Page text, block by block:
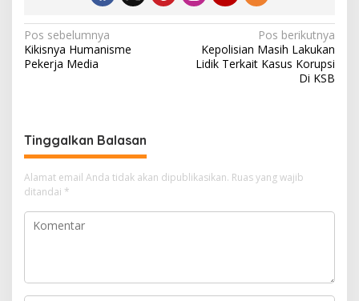
N
a
g
a
s
i
p
Pos sebelumnya
Kikisnya Humanisme
Pekerja Media
Pos berikutnya
Kepolisian Masih Lakukan
Lidik Terkait Kasus Korupsi
Di KSB
Tinggalkan Balasan
Alamat email Anda tidak akan dipublikasikan. Ruas yang wajib
ditandai *